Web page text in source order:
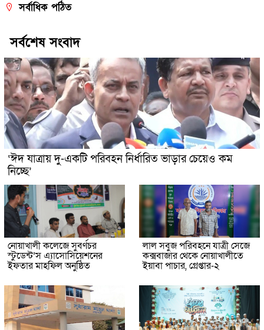
সর্বাধিক পঠিত
সর্বশেষ সংবাদ
‘ঈদ যাত্রায় দু-একটি পরিবহন নির্ধারিত ভাড়ার চেয়েও কম
নিচ্ছে’
নোয়াখালী কলেজে সুবর্ণচর
স্টুডেন্ট’স এ্যাসোসিয়েশনের
ইফতার মাহফিল অনুষ্ঠিত
লাল সবুজ পরিবহনে যাত্রী সেজে
কক্সবাজার থেকে নোয়াখালীতে
ইয়াবা পাচার, গ্রেপ্তার-২